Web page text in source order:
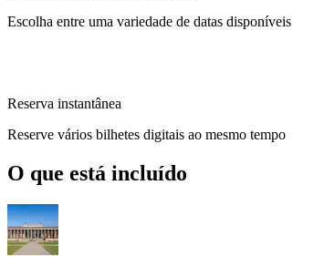
Escolha entre uma variedade de datas disponíveis
Reserva instantânea
Reserve vários bilhetes digitais ao mesmo tempo
O que está incluído